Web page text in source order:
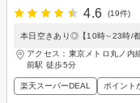
4.6
(19件)
本日空きあり◎【10時∼23時/
アクセス：東京メトロ丸ノ内
前駅 徒歩5分
楽天スーパーDEAL ポイント